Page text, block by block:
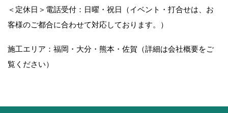
＜定休日＞電話受付：日曜・祝日（イベント・打合せは、お
客様のご都合に合わせて対応しております。）
施工エリア：福岡・大分・熊本・佐賀（詳細は会社概要をご
覧ください）